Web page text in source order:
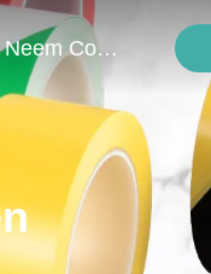
Neem Contact Met Ons Op